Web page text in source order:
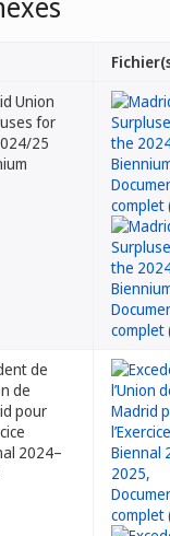
Union
for
25
de
de
pour
2024–